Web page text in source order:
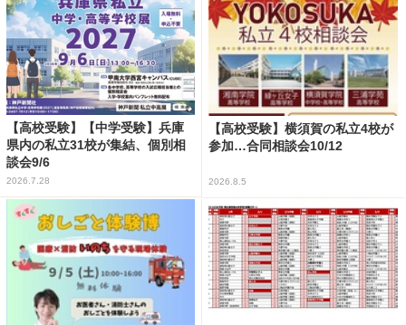
【高校受験】【中学受験】兵庫
県内の私立31校が集結、個別相
談会9/6
2026.7.28
【高校受験】横須賀の私立4校が
参加…合同相談会10/12
2026.8.5